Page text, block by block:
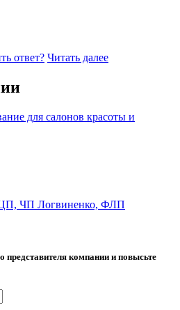
ответ? Читать далее
для салонов красоты и
ЧП Логвиненко, ФЛП
представителя компании и повысьте